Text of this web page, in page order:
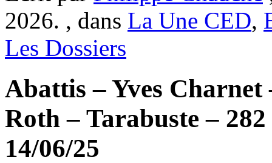
2026. , dans La Une CED,
Les Dossiers
Abattis – Yves
Roth – Tarabuste –
14/06/25